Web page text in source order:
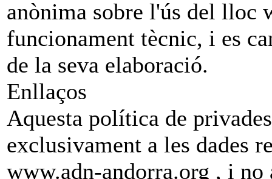
anònima sobre l'ús del lloc
funcionament tècnic, i es
de la seva elaboració.
Enllaços
Aquesta política de
exclusivament a les dades
www.adn-andorra.org , i no